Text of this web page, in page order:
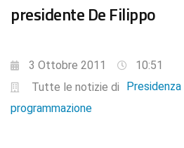
presidente De Filippo
3 Ottobre 2011
10:51
Tutte le notizie di
programmazione